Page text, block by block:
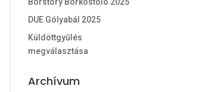
DUE Gólyabál 2025
Küldöttgyűlés
megválasztása
Archívum